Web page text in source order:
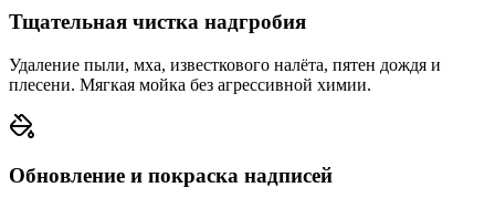
Тщательная чистка надгробия
Удаление пыли, мха, известкового налёта, пятен дождя и
плесени. Мягкая мойка без агрессивной химии.
Обновление и покраска надписей